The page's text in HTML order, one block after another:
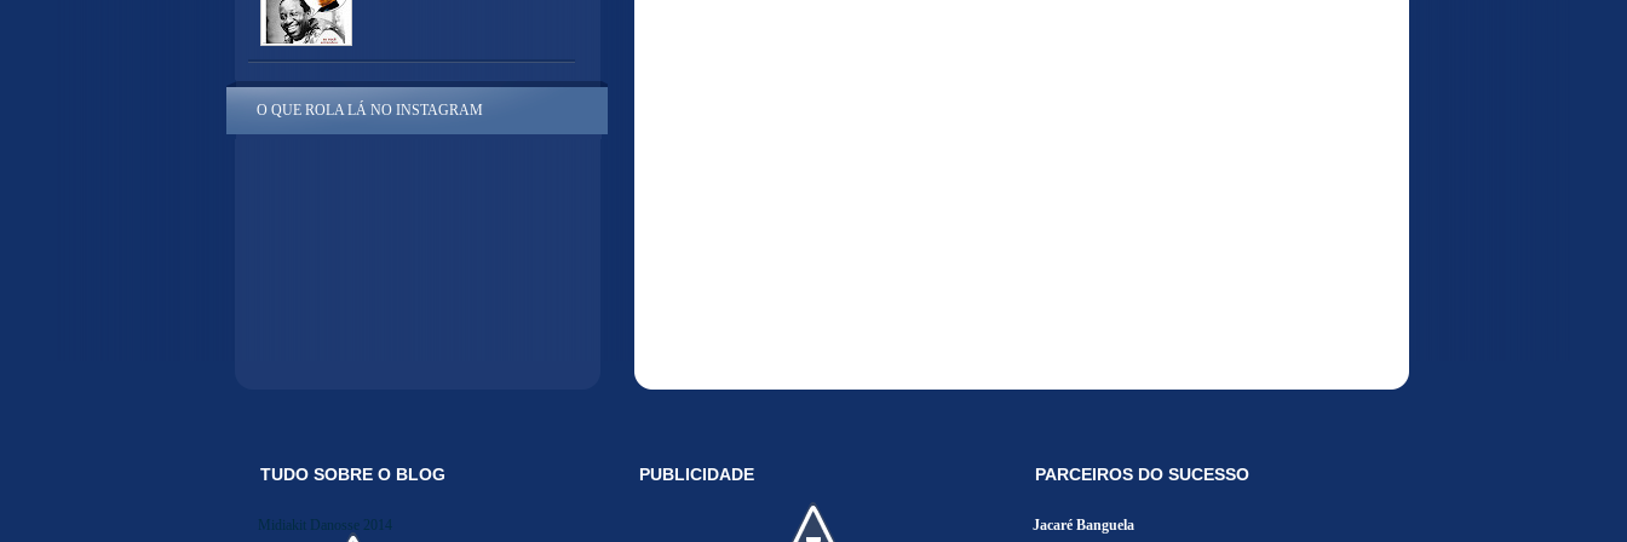
O QUE ROLA LÁ NO INSTAGRAM
TUDO SOBRE O BLOG
Midiakit Danosse 2014
PUBLICIDADE PARCEIROS DO SUCESSO
Jacaré Banguela